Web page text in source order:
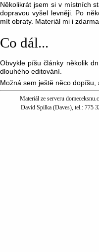
Několikrát jsem si v místních
dopravou vyšel levněji. Po
mít obraty. Materiál mi i
Co dál...
Obvykle píšu články několik
dlouhého editování.
Možná sem ještě něco
Materiál ze serveru
David Spilka (Daves), tel.: 775